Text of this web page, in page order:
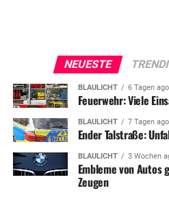
NEUESTE
BLAULICHT 6 Tagen ago
Feuerwehr: Viele
BLAULICHT 7 Tagen ago
Ender Talstraße:
BLAULICHT 3 Wochen
Embleme von Autos
Zeugen